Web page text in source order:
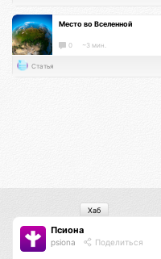
Место во Вселенной
0 ~3 мин.
Статья
Псиона
psiona Поделиться
Хаб